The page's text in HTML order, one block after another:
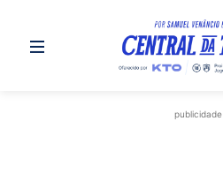
publicidade